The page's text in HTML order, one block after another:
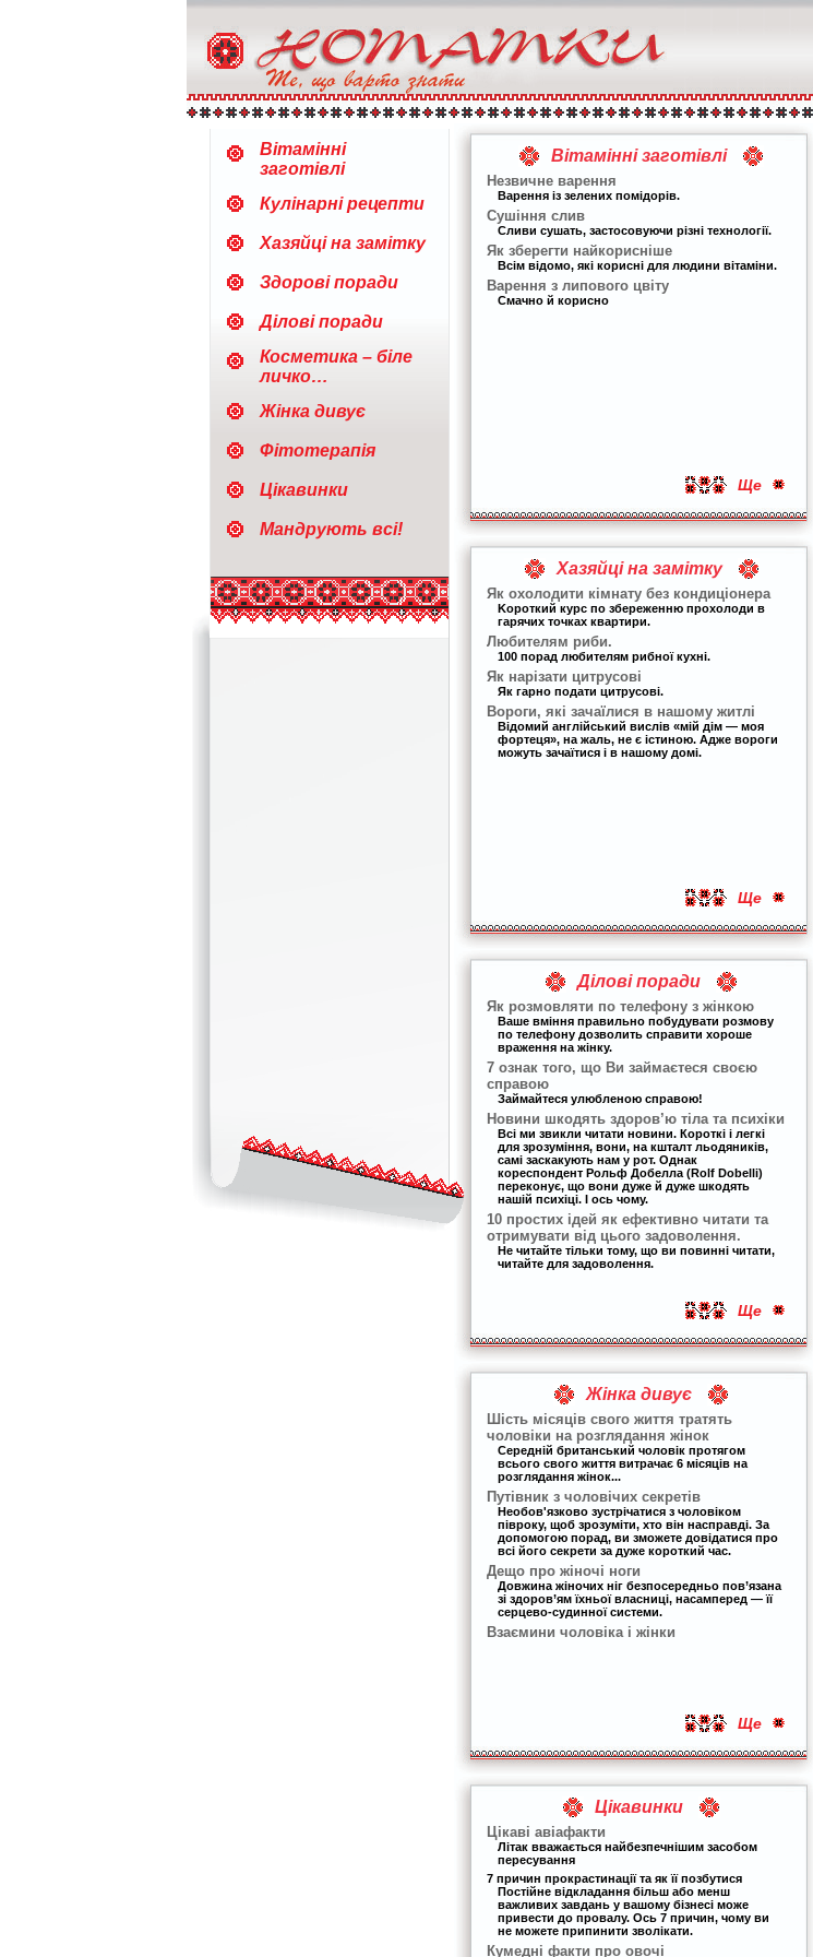
Вітамінні
заготівлі
Кулінарні рецепти
Хазяйці на замітку
Здорові поради
Ділові поради
Косметика – біле
личко…
Жінка дивує
Фітотерапія
Цікавинки
Мандрують всі!
Вітамінні заготівлі
Незвичне варення
Варення із зелених помідорів.
Сушіння слив
Сливи сушать, застосовуючи різні технології.
Як зберегти найкорисніше
Всім відомо, які корисні для людини вітаміни.
Варення з липового цвіту
Смачно й корисно
Ще
Хазяйці на замітку
Як охолодити кімнату без кондиціонера
Kороткий курс по збереженню прохолоди в
гарячих точках квартири.
Любителям риби.
100 порад любителям рибної кухні.
Як нарізати цитрусові
Як гарно подати цитрусові.
Вороги, які зачаїлися в нашому житлі
Відомий англійський вислів «мій дім — моя
фортеця», на жаль, не є істиною. Адже вороги
можуть зачаїтися і в нашому домі.
Ще
Ділові поради
Як розмовляти по телефону з жінкою
Ваше вміння правильно побудувати розмову
по телефону дозволить справити хороше
враження на жінку.
7 ознак того, що Ви займаєтеся своєю
справою
Займайтеся улюбленою справою!
Новини шкодять здоров’ю тіла та психіки
Всі ми звикли читати новини. Короткі і легкі
для зрозуміння, вони, на кшталт льодяників,
самі заскакують нам у рот. Однак
кореспондент Рольф Добелла (Rolf Dobelli)
переконує, що вони дуже й дуже шкодять
нашій психіці. І ось чому.
10 простих ідей як ефективно читати та
отримувати від цього задоволення.
Не читайте тільки тому, що ви повинні читати,
читайте для задоволення.
Ще
Жінка дивує
Шість місяців свого життя тратять
чоловіки на розглядання жінок
Середній британський чоловік протягом
всього свого життя витрачає 6 місяців на
розглядання жінок...
Путівник з чоловічих секретів
Необов'язково зустрічатися з чоловіком
півроку, щоб зрозуміти, хто він насправді. За
допомогою порад, ви зможете довідатися про
всі його секрети за дуже короткий час.
Дещо про жіночі ноги
Довжина жіночих ніг безпосередньо пов’язана
зі здоров’ям їхньої власниці, насамперед — її
серцево-судинної системи.
Взаємини чоловіка і жінки
Ще
Цікавинки
Цікаві авіафакти
Літак вважається найбезпечнішим засобом
пересування
7 причин прокрастинації та як її позбутися
Постійне відкладання більш або менш
важливих завдань у вашому бізнесі може
привести до провалу. Ось 7 причин, чому ви
не можете припинити зволікати.
Кумедні факти про овочі